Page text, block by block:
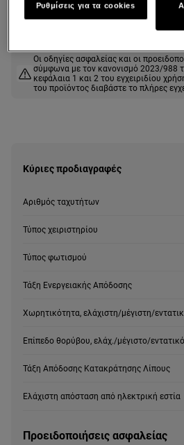
Οι οδηγίες ασφαλείας και οι
σύμφωνα με τον κανονισμό 2023/988
κεφάλαια 1 και 2 του εγχειριδίου
του προϊόντος διαβάστε το πλήρες
Κύριες προδιαγραφές
Αριθμός ταχυτήτων
Τύπος χειριστηρίου
Τύπος φωτισμού
Τάξη Ενεργειακής Απόδοσης
Χωρητικότητα, ελάχιστη/μέγιστη/
Επίπεδο θορύβου, ελάχ./μέγιστο/
Τάξη Απόδοσης Κατακράτησης Λίπους
Ελάχιστη απόσταση από ηλεκτρική εστία
Προειδοποιήσεις ασφαλείας
Ρυθμίσεις για τα cookies